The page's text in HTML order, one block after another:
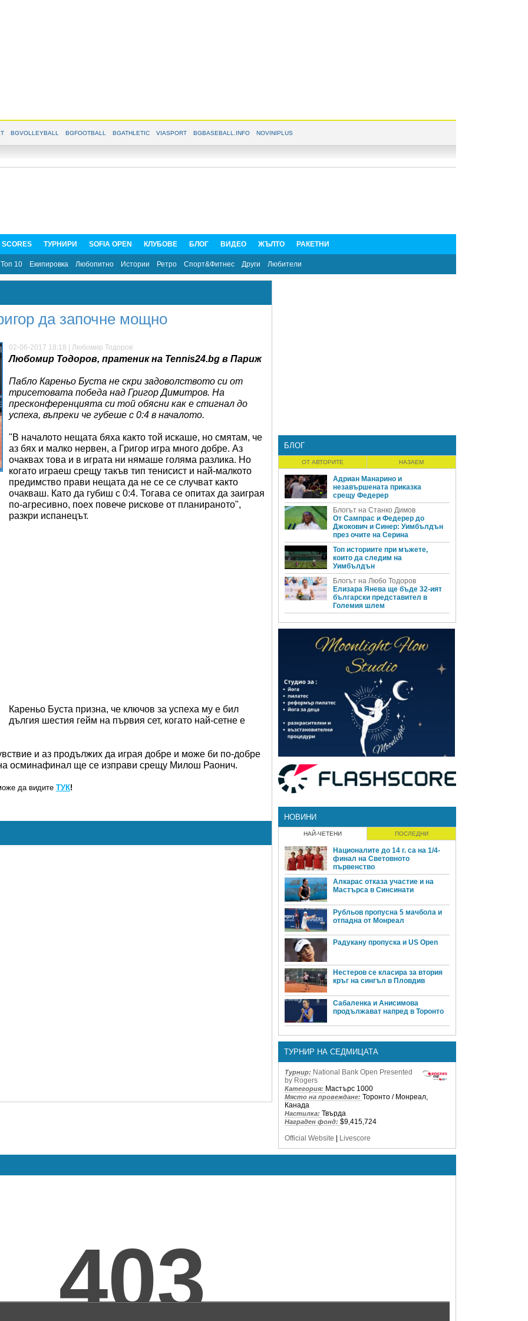
BGVOLLEYBALL BGFOOTBALL BGATHLETIC VIASPORT BGBASEBALL.INFO NOVINIPLUS
SCORES ТУРНИРИ SOFIA OPEN КЛУБОВЕ БЛОГ ВИДЕО ЖЪЛТО РАКЕТНИ
Топ 10 Екипировка Любопитно Истории Ретро Спорт&Фитнес Други Любители
да започне мощно
02-06-2017 18:18 | Любомир Тодоров
Любомир Тодоров, пратеник на Tennis24.bg в Париж
Пабло Кареньо Буста не скри задоволството си от
трисетовата победа над Григор Димитров. На
пресконференцията си той обясни как е стигнал до
успеха, въпреки че губеше с 0:4 в началото.
"В началото нещата бяха както той искаше, но смятам, че
аз бях и малко нервен, а Григор игра много добре. Аз
очаквах това и в играта ни нямаше голяма разлика. Но
когато играеш срещу такъв тип тенисист и най-малкото
предимство прави нещата да не се се случват както
очакваш. Като да губиш с 0:4. Тогава се опитах да заиграя
по-агресивно, поех повече рискове от планираното",
разкри испанецът.
Кареньо Буста призна, че ключов за успеха му е бил
дългия шестия гейм на първия сет, когато най-сетне е
и аз продължих да играя добре и може би по-добре
осминафинал ще се изправи срещу Милош Раонич.
да видите ТУК!
БЛОГ
ОТ АВТОРИТЕ НАЗАЕМ
Адриан Манарино и
незавършената приказка
срещу Федерер
Блогът на Станко Димов
От Сампрас и Федерер до
Джокович и Синер: Уимбълдън
през очите на Серина
Топ историите при мъжете,
които да следим на
Уимбълдън
Блогът на Любо Тодоров
Елизара Янева ще бъде 32-ият
български представител в
Големия шлем
НОВИНИ
НАЙ-ЧЕТЕНИ ПОСЛЕДНИ
Националите до 14 г. са на 1/4-
финал на Световното
първенство
Алкарас отказа участие и на
Мастърса в Синсинати
Рубльов пропусна 5 мачбола и
отпадна от Монреал
Радукану пропуска и US Open
Нестеров се класира за втория
кръг на сингъл в Пловдив
Сабаленка и Анисимова
продължават напред в Торонто
ТУРНИР НА СЕДМИЦАТА
Турнир: National Bank Open Presented
by Rogers
Категория: Мастърс 1000
Място на провеждане: Торонто / Монреал,
Канада
Настилка: Твърда
Награден фонд: $9,415,724
Official Website
Livescore